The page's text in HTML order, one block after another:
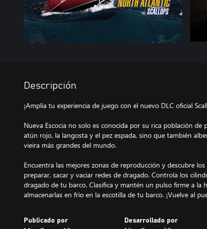
Descripción
¡Amplía tu experiencia de juego con el nuevo DLC oficial
Nueva Escocia no solo es conocida por su rica población de
atún rojo, la langosta y el pez espada, sino que también
vieira más grandes del mundo.
Encuentra las mejores zonas de reproducción y descubre
preparar, sacar y vaciar redes de dragado. Controla los
dragado de tu barco. Clasifica y mantén un pulso firme a la
Publicado por Desarrollado por